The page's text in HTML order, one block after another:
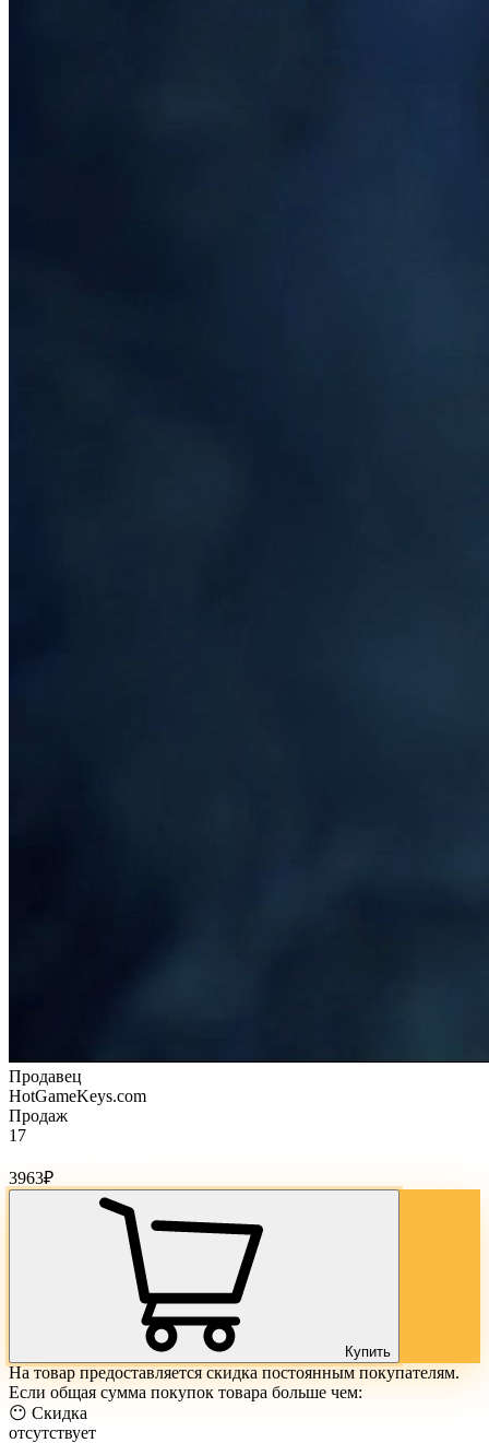
Продавец
HotGameKeys.com
Продаж
17
3963₽
Купить
На товар предоставляется скидка постоянным покупателям.
Если общая сумма покупок товара больше чем:
😶 Скидка
отсутствует